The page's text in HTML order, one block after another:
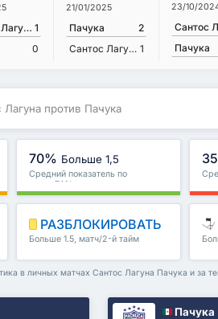
Сантос Лагуна 1
0
21/01/2025
Пачука
2
Сантос Лагуна 1
23/10/
Пачука
Лагуна против Пачука
70% Больше 1,5
Средний показатель по
лиге : 74%
РАЗБЛОКИРОВАТЬ
Больше 1.5, матч/2-й тайм
в личных матчах Сантос Лагуна Пачука и за
Пачука